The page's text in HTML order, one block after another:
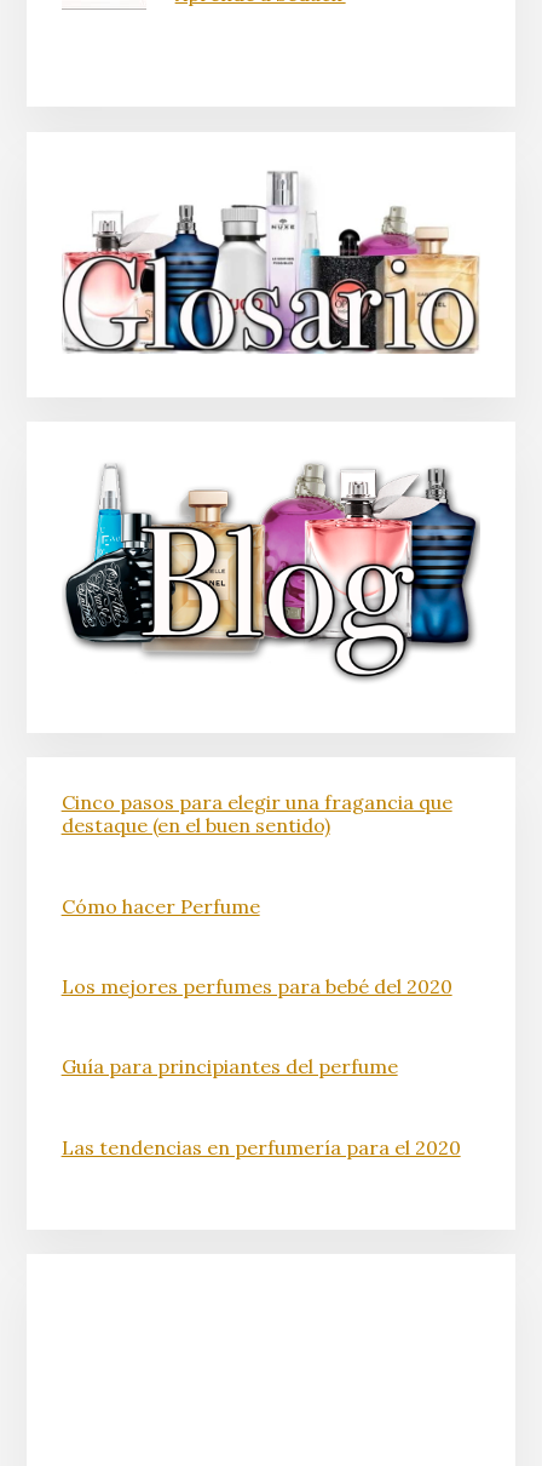
Cinco pasos para elegir una fragancia que
destaque (en el buen sentido)
Cómo hacer Perfume
Los mejores perfumes para bebé del 2020
Guía para principiantes del perfume
Las tendencias en perfumería para el 2020